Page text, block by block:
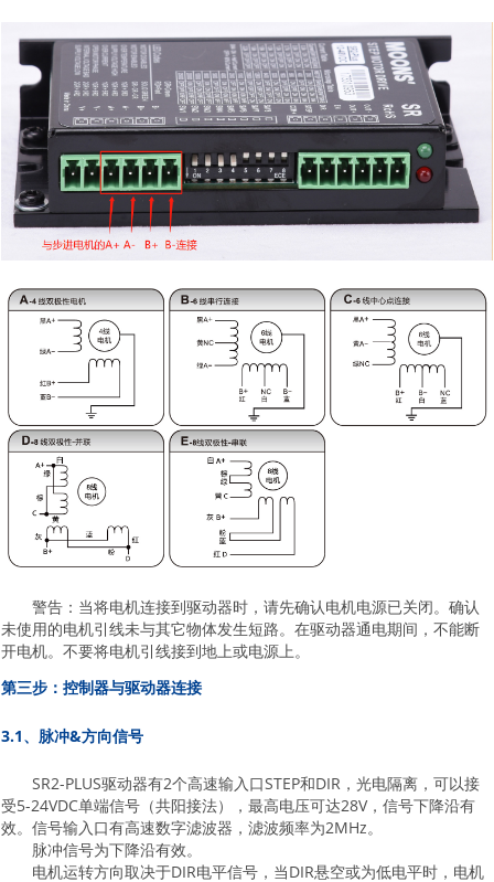
警告：当将电机连接到驱动器时，请先确认电机电源已关闭。确认
未使用的电机引线未与其它物体发生短路。在驱动器通电期间，不能断
开电机。不要将电机引线接到地上或电源上。
第三步：控制器与驱动器连接
3.1、脉冲&方向信号
SR2-PLUS驱动器有2个高速输入口STEP和DIR，光电隔离，可以接
受5-24VDC单端信号（共阳接法），最高电压可达28V，信号下降沿有
效。信号输入口有高速数字滤波器，滤波频率为2MHz。
脉冲信号为下降沿有效。
电机运转方向取决于DIR电平信号，当DIR悬空或为低电平时，电机